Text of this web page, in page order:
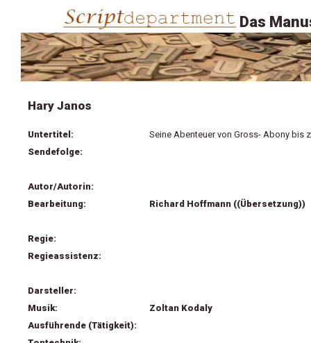
Das
Hary Janos
Untertitel:
Seine Abenteuer von Gross- Abony bis
Sendefolge:
Autor/Autorin:
Bearbeitung:
Richard Hoffmann ((Übersetzung))
Regie:
Regieassistenz:
Darsteller:
Musik:
Zoltan Kodaly
Ausführende (Tätigkeit):